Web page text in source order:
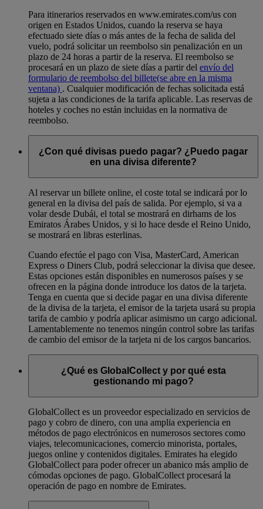
Para itinerarios reservados en www.emirates.com/us con
origen en Estados Unidos, cuando la reserva se haya
efectuado siete días o más antes de la fecha de salida del
vuelo, podrá solicitar un reembolso sin penalización en un
plazo de 24 horas a partir de la reserva. El reembolso se
procesará en un plazo de siete días a partir del envío del
formulario de reembolso del billete(se abre en la misma
ventana) . Cualquier modificación de fechas solicitada está
sujeta a las condiciones de la tarifa aplicable. Las reservas de
hoteles y coches no están incluidas en la normativa de
reembolso.
¿Con qué divisas puedo pagar? ¿Puedo pagar
en una divisa diferente?
Al reservar un billete online, el coste total se indicará por lo
general en la divisa del país de salida. Por ejemplo, si va a
volar desde Dubái, el total se mostrará en dirhams de los
Emiratos Árabes Unidos, y si lo hace desde el Reino Unido,
se mostrará en libras esterlinas.
Cuando efectúe el pago con Visa, MasterCard, American
Express o Diners Club, podrá seleccionar la divisa que desee.
Estas opciones están disponibles en numerosos países y se
ofrecen en la página donde introduce los datos de la tarjeta.
Tenga en cuenta que si decide pagar en una divisa diferente
de la divisa de la tarjeta, el emisor de la tarjeta usará su propia
tarifa de cambio y podría aplicar asimismo un cargo adicional.
Lamentablemente no tenemos ningún control sobre las tarifas
de cambio del emisor de la tarjeta ni de los cargos bancarios.
¿Qué es GlobalCollect y por qué esta
gestionando mi pago?
GlobalCollect es un proveedor especializado en servicios de
pago y cobro de dinero, con una amplia experiencia en
métodos de pago electrónicos en numerosos sectores como
viajes, telecomunicaciones, comercio minorista, portales,
juegos online y contenidos digitales. Emirates ha elegido
GlobalCollect para poder ofrecer un abanico más amplio de
cómodas opciones de pago. GlobalCollect procesará la
operación de pago en nombre de Emirates.